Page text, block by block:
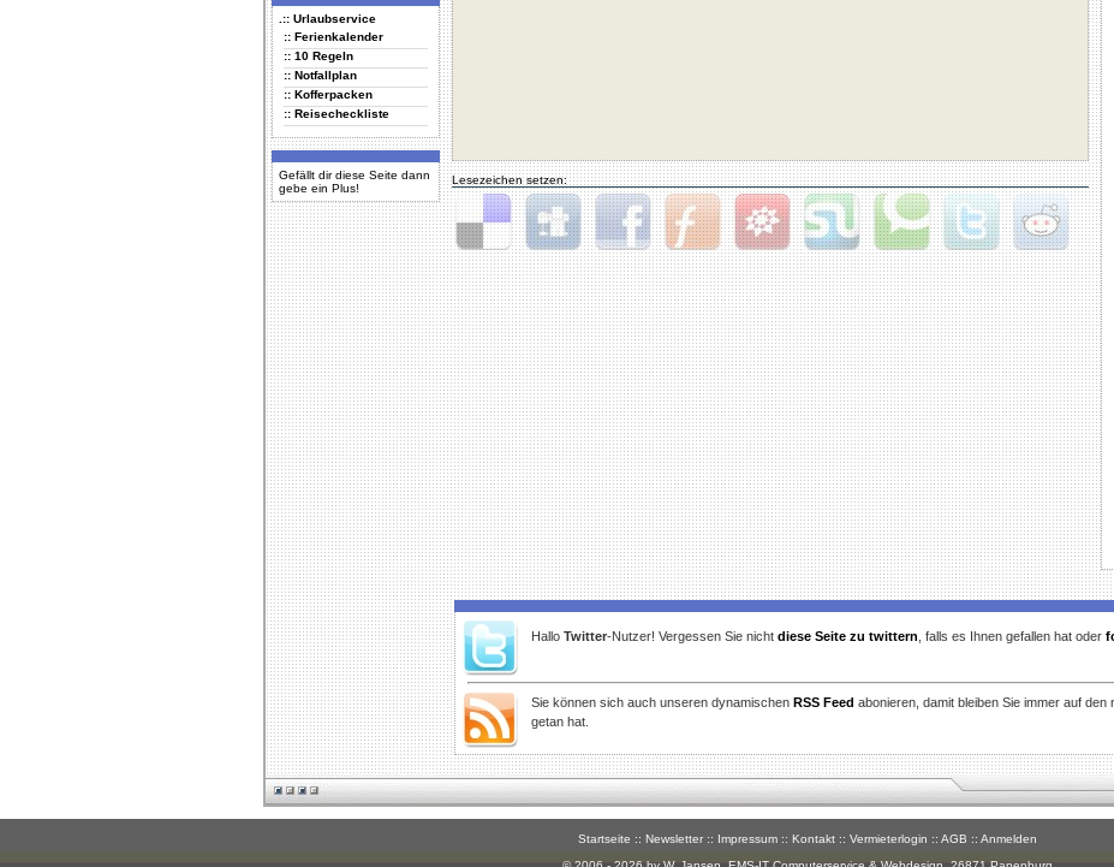
.:: Urlaubservice
:: Ferienkalender
:: 10 Regeln
:: Notfallplan
:: Kofferpacken
:: Reisecheckliste
Gefällt dir diese Seite dann
gebe ein Plus!
Lesezeichen setzen:
Delicious Digg Facebook Furl StudiVZ StumbleUponTechnorati Twitter Reddit
Hallo Twitter-Nutzer! Vergessen Sie nicht diese Seite zu twittern , falls es Ihnen gefallen hat oder
Sie können sich auch unseren dynamischen RSS Feed abonieren, damit bleiben Sie immer auf
getan hat.
Startseite :: Newsletter :: Impressum :: Kontakt :: Vermieterlogin :: AGB :: Anmelden